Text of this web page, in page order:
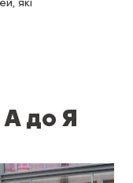
які
до Я